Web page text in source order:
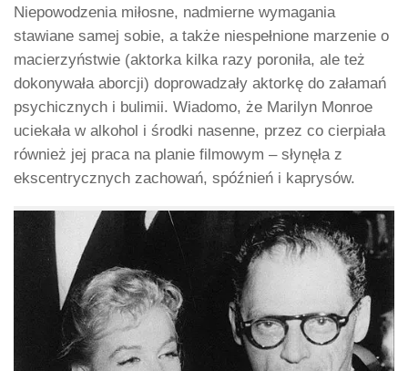
Niepowodzenia miłosne, nadmierne wymagania
stawiane samej sobie, a także niespełnione marzenie o
macierzyństwie (aktorka kilka razy poroniła, ale też
dokonywała aborcji) doprowadzały aktorkę do załamań
psychicznych i bulimii. Wiadomo, że Marilyn Monroe
uciekała w alkohol i środki nasenne, przez co cierpiała
również jej praca na planie filmowym – słynęła z
ekscentrycznych zachowań, spóźnień i kaprysów.